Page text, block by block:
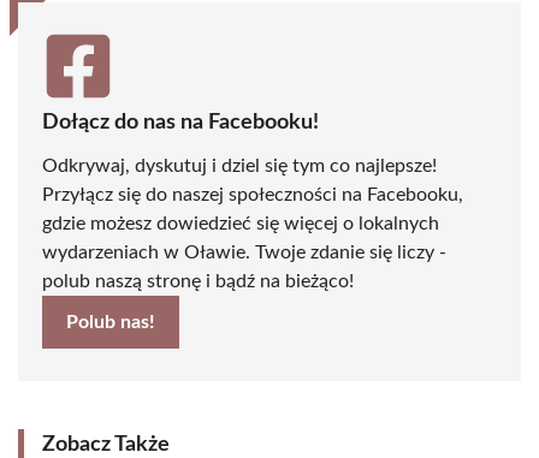
Dołącz do nas na Facebooku!
Odkrywaj, dyskutuj i dziel się tym co najlepsze!
Przyłącz się do naszej społeczności na Facebooku,
gdzie możesz dowiedzieć się więcej o lokalnych
wydarzeniach w Oławie. Twoje zdanie się liczy -
polub naszą stronę i bądź na bieżąco!
Polub nas!
Zobacz Także